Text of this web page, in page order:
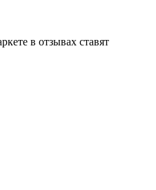
в отзывах ставят